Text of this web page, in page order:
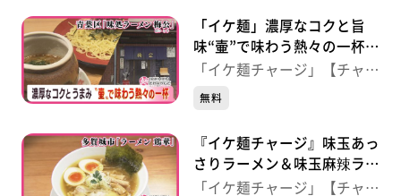
「イケ麺」濃厚なコクと旨
味“壷”で味わう熱々の一杯
【味処ラーメン梅公】（青葉
「イケ麺チャージ」【チャー
ジ！】
無料
『イケ麺チャージ』味玉あっ
さりラーメン＆味玉麻辣ラー
メン 【ラーメン鶏華】
「イケ麺チャージ」【チャー